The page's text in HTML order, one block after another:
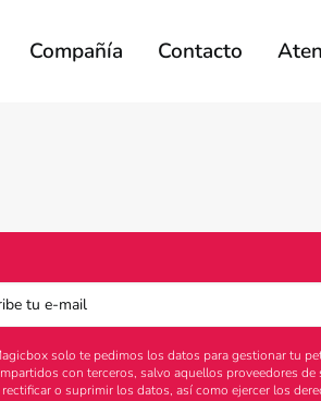
Compañía Contacto
solo te pedimos los datos para gestionar tu
con terceros, salvo aquellos proveedores
rectificar o suprimir los datos, así como ejercer los